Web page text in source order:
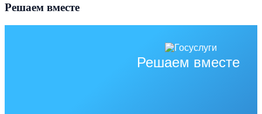
Решаем вместе
Решаем вместе